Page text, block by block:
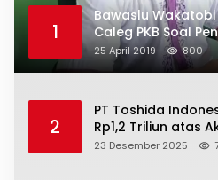
1
Bawaslu
Caleg PKB Soal
25 April 2019 800
2
PT Toshida
Rp1,2 Triliun atas
23 Desember 2025